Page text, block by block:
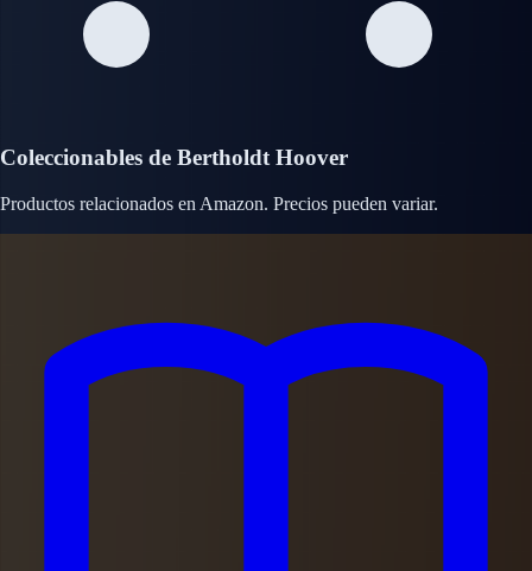
Coleccionables de Bertholdt Hoover
Productos relacionados en Amazon. Precios pueden variar.